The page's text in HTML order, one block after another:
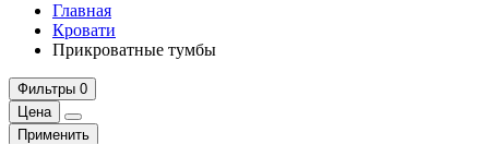
Главная
Кровати
Прикроватные тумбы
Фильтры 0
Цена
Применить